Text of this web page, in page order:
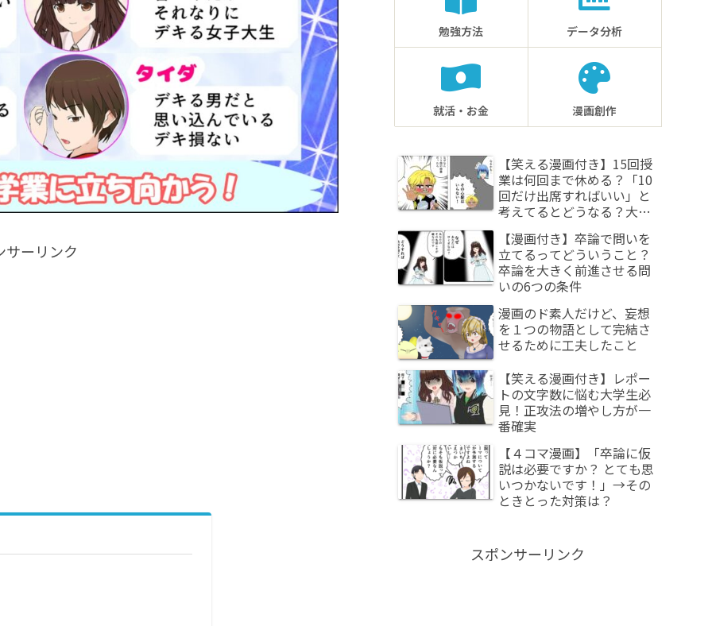
サーリンク
勉強方法 データ分析
就活・お金 漫画創作
【笑える漫画付き】15回授
業は何回まで休める？「10
回だけ出席すればいい」と
考えてるとどうなる？大学
しい理解とは
【漫画付き】卒論で問いを
立てるってどういうこと？
卒論を大きく前進させる問
いの6つの条件
漫画のド素人だけど、妄想
を１つの物語として完結さ
せるために工夫したこと
【笑える漫画付き】レポー
トの文字数に悩む大学生必
見！正攻法の増やし方が一
番確実
【４コマ漫画】「卒論に仮
説は必要ですか？ とても思
いつかないです！」→その
ときとった対策は？
スポンサーリンク